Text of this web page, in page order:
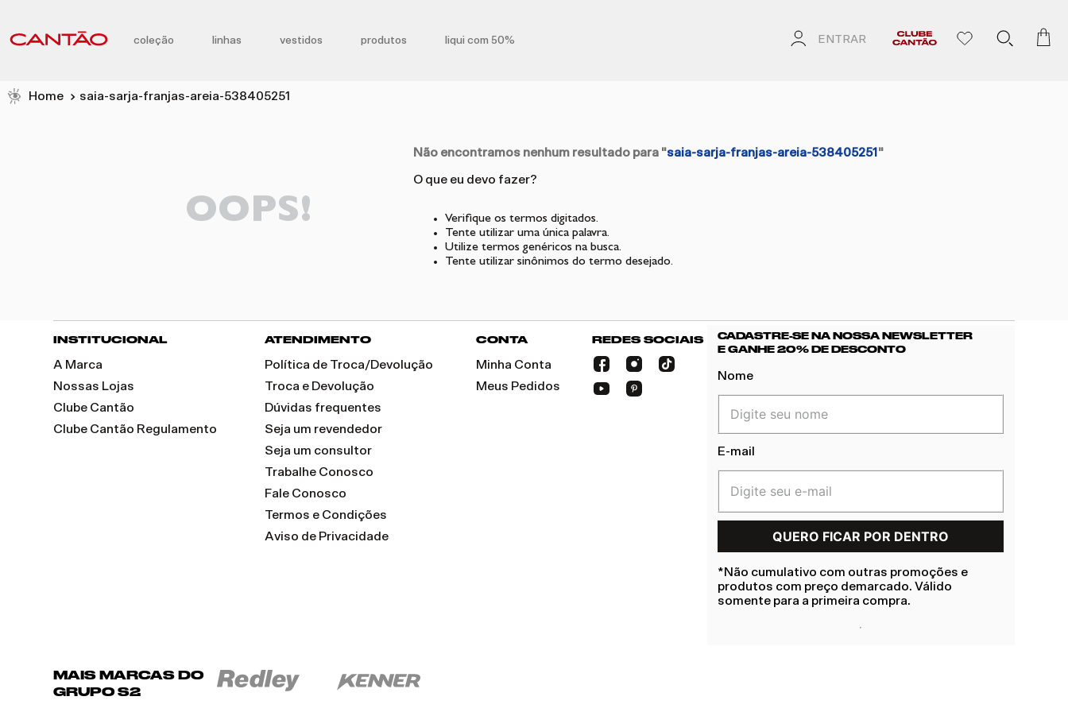
coleção linhas vestidos produtos liqui com 50% ENTRAR
saia-sarja-franjas-areia-538405251
OOPS!
Não encontramos nenhum resultado para "saia-sarja-franjas-areia-538405251 "
O que eu devo fazer?
Verifique os termos digitados.
Tente utilizar uma única palavra.
Utilize termos genéricos na busca.
Tente utilizar sinônimos do termo desejado.
INSTITUCIONAL
A Marca
Nossas Lojas
Clube Cantão
Clube Cantão Regulamento
ATENDIMENTO
Política de Troca/Devolução
Troca e Devolução
Dúvidas frequentes
Seja um revendedor
Seja um consultor
Trabalhe Conosco
Fale Conosco
Termos e Condições
Aviso de Privacidade
CONTA
Minha Conta
Meus Pedidos
REDES SOCIAIS
CADASTRE-SE NA NOSSA NEWSLETTER
E GANHE 20% DE DESCONTO
Nome
E-mail
*Não cumulativo com outras promoções e
produtos com preço demarcado. Válido
somente para a primeira compra.
MAIS MARCAS DO
GRUPO S2